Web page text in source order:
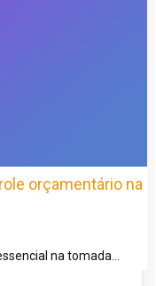
orçamentário na
na tomada…